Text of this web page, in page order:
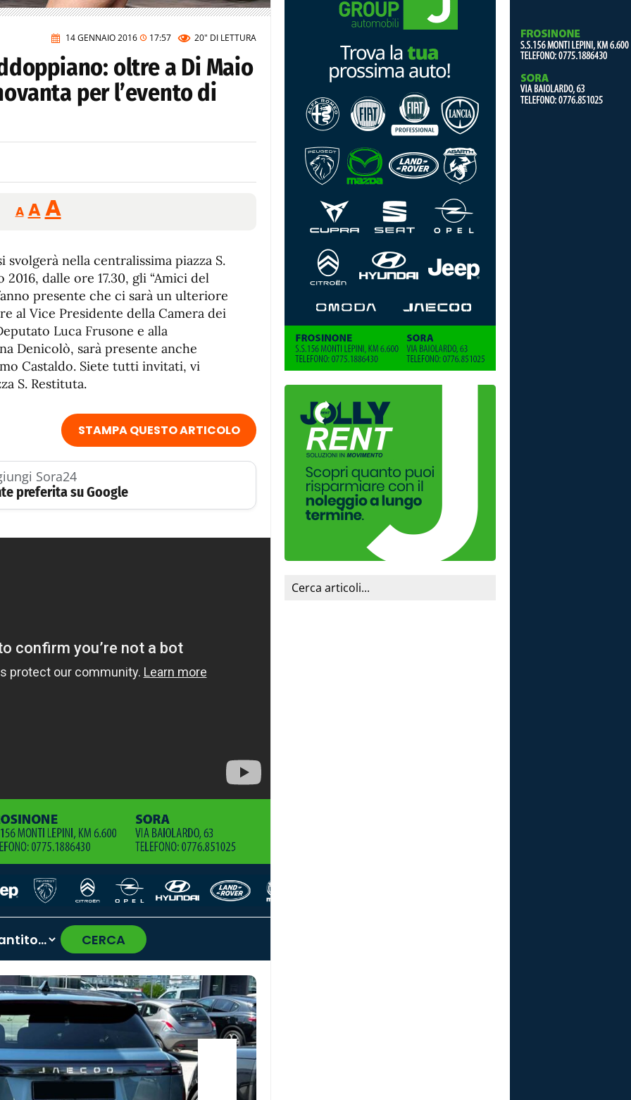
14 GENNAIO 2016 17:57 20" DI LETTURA
oltre a Di Maio
per l’evento di
A
Reducir
tamaño
A Restablecer
tamaño
de
fuente
AAumentar
de
fuente.
svolgerà nella centralissima piazza S.
2016, dalle ore 17.30, gli “Amici del
presente che ci sarà un ulteriore
al Vice Presidente della Camera dei
Luca Frusone e alla
Denicolò, sarà presente anche
Castaldo. Siete tutti invitati, vi
S. Restituta.
STAMPA QUESTO ARTICOLO
Sora24
preferita su Google
CERCA
›